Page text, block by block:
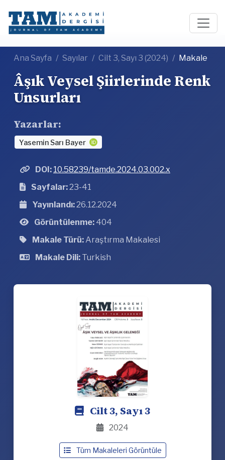
Ana Sayfa Sayılar Cilt 3, Sayı 3 (2024) Makale
Âşık Veysel Şiirlerinde Renk
Unsurları
Yazarlar:
Yasemin Sarı Bayer
DOI: 10.58239/tamde.2024.03.002.x
Sayfalar:23-41
Yayınlandı:26.12.2024
Görüntülenme: 404
Makale Türü:Araştırma Makalesi
Makale Dili: Turkish
Cilt 3, Sayı 3
2024
Tüm Makaleleri Görüntüle